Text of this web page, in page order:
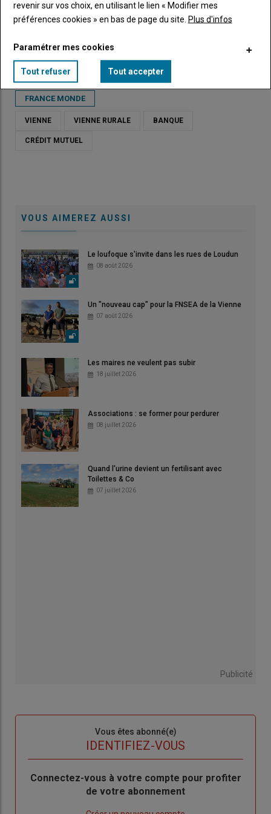
démarche inutile détourne du temps, de l'énergie et des moyens
qui devraient être consacrés à produire, investir et
FRANCE MONDE
VIENNE VIENNE RURALE BANQUE
CRÉDIT MUTUEL
VOUS AIMEREZ AUSSI
Le loufoque s'invite dans les rues de Loudun
08 août 2026
Un "nouveau cap" pour la FNSEA de la Vienne
07 août 2026
Les maires ne veulent pas subir
18 juillet 2026
Associations : se former pour perdurer
08 juillet 2026
Quand l'urine devient un fertilisant avec
Toilettes & Co
07 juillet 2026
Publicité
Vous êtes abonné(e)
IDENTIFIEZ-VOUS
Body
Connectez-vous à votre compte pour profiter
de votre abonnement
revenir sur vos choix, en utilisant le lien « Modifier mes
préférences cookies » en bas de page du site. Plus d'infos
Paramétrer mes cookies
Tout refuser Tout accepter